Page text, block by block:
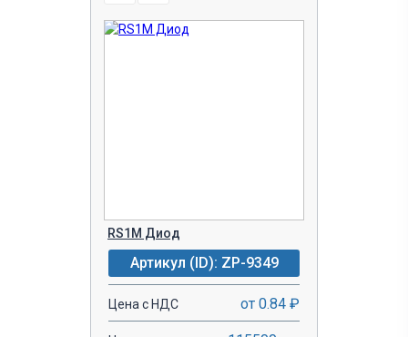
RS1M Диод
Артикул (ID): ZP-9349
Цена с НДС от 0.84 ₽